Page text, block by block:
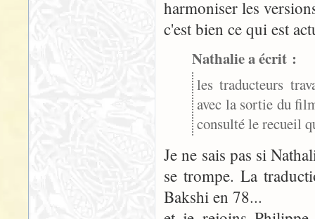
harmoniser les
c'est bien ce qui est
Nathalie a écrit :
les traducteurs
avec la sortie du
consulté le recueil
Je ne sais pas si
se trompe. La
Bakshi en 78...